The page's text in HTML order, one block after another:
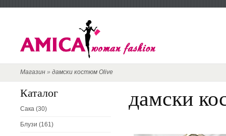
Магазин » дамски костюм Olive
Каталог
Сака (30)
Блузи (161)
дамски